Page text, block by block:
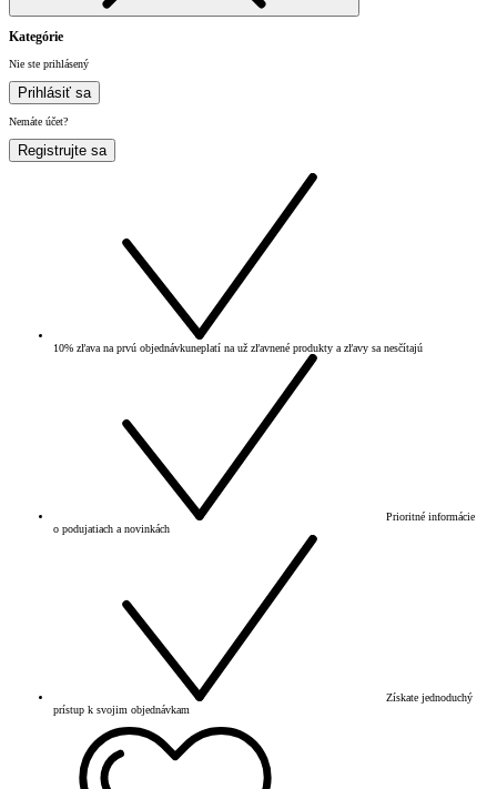
Kategórie
Nie ste prihlásený
Prihlásiť sa
Nemáte účet?
Registrujte sa
10% zľava na prvú objednávkuneplatí na už zľavnené produkty a zľavy sa nesčítajú
Prioritné informácie
o podujatiach a novinkách
Získate jednoduchý
prístup k svojim objednávkam